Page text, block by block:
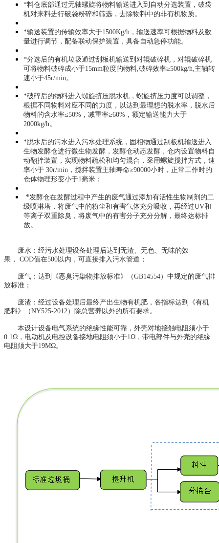
*料仓底部通过无轴螺旋将物料输送进入到自动分选装置，破袋
机对来料进行破袋粉碎和筛选，去除物料中的非有机物质。
*输送装置的传输效率大于1500Kg/h，输送速率可根据物料及数
量进行调节，配备联动保护装置，具备自动急停功能。
*分选后的有机垃圾通过刮板机输送到对辊破碎机， 对辊破碎机
可将物料破碎成小于15mm粒度的物料, 破碎效率≥500kg/h,主轴转
速小于45r/min 。
*破碎后的物料进入螺旋挤压脱水机，螺旋挤压力度可以调整，
根据不同物料对应不同的力度，以达到最理想的脱水率，脱水后
物料的含水率≤50% ，减重率≥60%，额定输送能力大于
2000kg/h 。
*脱水后的污水进入污水处理系统，固相物通过刮板机输送进入
生物发酵仓进行微生物发酵，发酵仓动态发酵，仓内设置物料自
动翻拌装置，实现物料疏松和均匀混合，采用螺旋搅拌方式，速
率小于 30r/min，搅拌装置主轴寿命≥90000小时，正常工作时的
仓体物理形变小于1毫米；
*发酵仓在发酵过程中产生的废气通过添加有活性生物制剂的二
级喷淋塔，将废气中的粉尘和有害气体充分吸收，再经过UV和
等离子双重除臭，将废气中的有害分子充分分解，最终达标排
放。
废水：经污水处理设备处理后达到无渣、无色、无味的效
果， COD值在500以内，可直接排入污水管道；
废气：达到《恶臭污染物排放标准》（GB14554）中规定的废气排
放标准；
废渣：经过设备处理后最终产出生物有机肥，各指标达到《有机
肥料》（NY525-2012）除总营养以外的所有要求。
本设计设备电气系统的绝缘性能可靠， 外壳对地接触电阻须小于
0.1Ω，电动机及电控设备接地电阻须小于1Ω，带电部件与外壳的绝缘
电阻须大于19MΩ。